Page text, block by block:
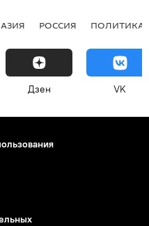
РОССИЯ ПОЛИТИКА
Дзен VK